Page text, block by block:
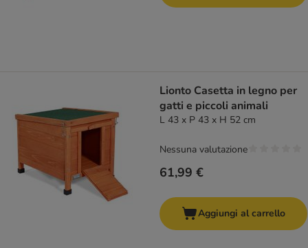
Lionto Casetta in legno per
gatti e piccoli animali
L 43 x P 43 x H 52 cm
61,99 €
Nessuna valutazione
Aggiungi al carrello